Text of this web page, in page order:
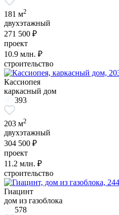
181 м2
двухэтажный
271 500 ₽
проект
10.9 млн. ₽
строительство
Кассиопея
каркасный дом
393
203 м2
двухэтажный
304 500 ₽
проект
11.2 млн. ₽
строительство
Гиацинт
дом из газоблока
578